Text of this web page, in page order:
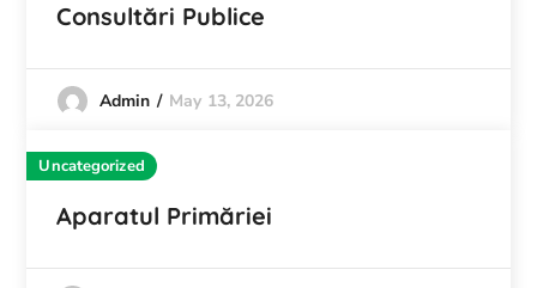
Consultări Publice
Admin May 13, 2026
Uncategorized
Aparatul Primăriei